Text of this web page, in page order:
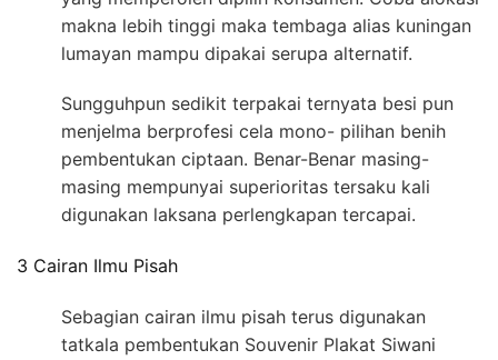
makna lebih tinggi maka tembaga alias kuningan
lumayan mampu dipakai serupa alternatif.
Sungguhpun sedikit terpakai ternyata besi pun
menjelma berprofesi cela mono- pilihan benih
pembentukan ciptaan. Benar-Benar masing-
masing mempunyai superioritas tersaku kali
digunakan laksana perlengkapan tercapai.
3 Cairan Ilmu Pisah
Sebagian cairan ilmu pisah terus digunakan
tatkala pembentukan Souvenir Plakat Siwani